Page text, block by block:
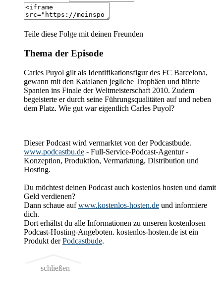
Teile diese Folge mit deinen Freunden
Thema der Episode
Carles Puyol gilt als Identifikationsfigur des FC Barcelona,
gewann mit den Katalanen jegliche Trophäen und führte
Spanien ins Finale der Weltmeisterschaft 2010. Zudem
begeisterte er durch seine Führungsqualitäten auf und neben
dem Platz. Wie gut war eigentlich Carles Puyol?
Dieser Podcast wird vermarktet von der Podcastbude.
www.podcastbu.de - Full-Service-Podcast-Agentur -
Konzeption, Produktion, Vermarktung, Distribution und
Hosting.
Du möchtest deinen Podcast auch kostenlos hosten und damit
Geld verdienen?
Dann schaue aufwww.kostenlos-hosten.de und informiere
dich.
Dort erhältst du alle Informationen zu unseren kostenlosen
Podcast-Hosting-Angeboten. kostenlos-hosten.de ist ein
Produkt derPodcastbude.
schließen